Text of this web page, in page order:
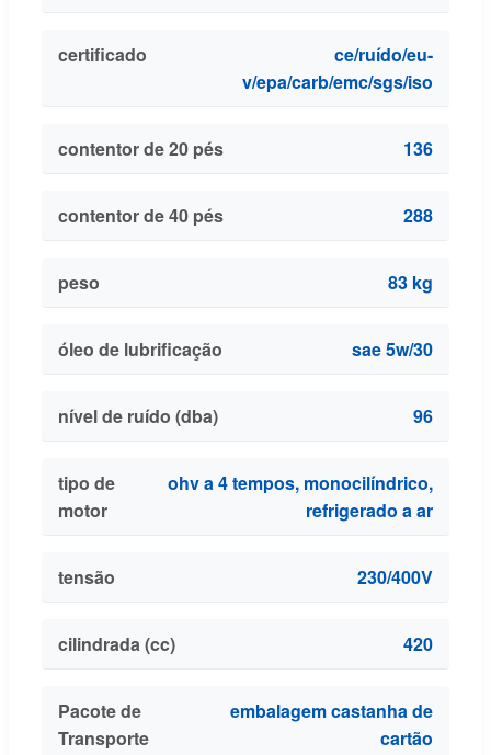
certificado
ce/ruído/eu-
v/epa/carb/emc/sgs/iso
contentor de 20 pés 136
contentor de 40 pés 288
peso 83 kg
óleo de lubrificação sae 5w/30
nível de ruído (dba) 96
tipo de
motor
ohv a 4 tempos, monocilíndrico,
refrigerado a ar
tensão 230/400V
cilindrada (cc) 420
Pacote de
Transporte
embalagem castanha de
cartão